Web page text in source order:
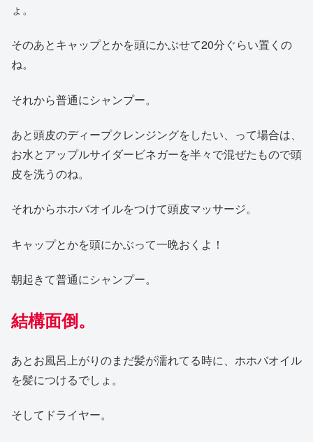
ょ。
そのあとキャップとかを頭にかぶせて20分ぐらい置くの
ね。
それから普通にシャンプー。
あと頭皮のディープクレンジングをしたい、って場合は、
お水とアップルサイダービネガーを半々で混ぜたもので頭
皮を洗うのね。
それからホホバオイルをつけて頭皮マッサージ。
キャップとかを頭にかぶって一晩おくよ！
朝起きて普通にシャンプー。
結構面倒。
あとお風呂上がりのまだ髪が濡れてる時に、ホホバオイル
を髪につけるでしょ。
そしてドライヤー。